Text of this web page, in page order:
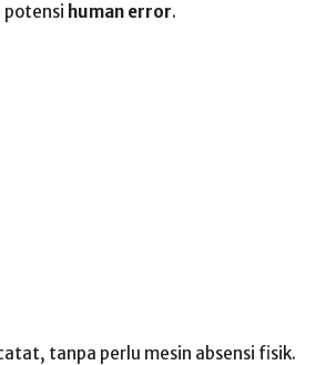
potensi human error.
tanpa perlu mesin absensi fisik.